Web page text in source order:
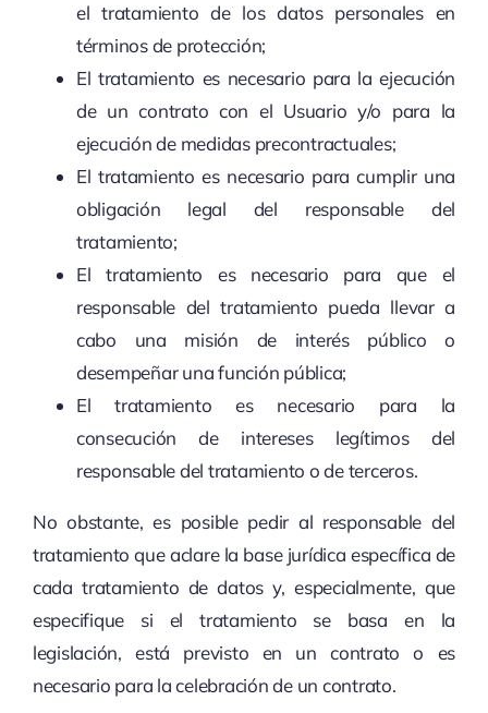
el tratamiento de los datos personales en
términos de protección;
El tratamiento es necesario para la ejecución
de un contrato con el Usuario y/o para la
ejecución de medidas precontractuales;
El tratamiento es necesario para cumplir una
obligación legal del responsable del
tratamiento;
El tratamiento es necesario para que el
responsable del tratamiento pueda llevar a
cabo una misión de interés público o
desempeñar una función pública;
El tratamiento es necesario para la
consecución de intereses legítimos del
responsable del tratamiento o de terceros.
No obstante, es posible pedir al responsable del
tratamiento que aclare la base jurídica específica de
cada tratamiento de datos y, especialmente, que
especifique si el tratamiento se basa en la
legislación, está previsto en un contrato o es
necesario para la celebración de un contrato.